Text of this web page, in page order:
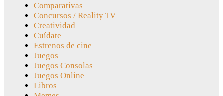
Comparativas
Concursos / Reality TV
Creatividad
Cuídate
Estrenos de cine
Juegos
Juegos Consolas
Juegos Online
Libros